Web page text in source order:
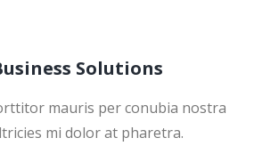
Solutions
mauris per conubia nostra
mi dolor at pharetra.